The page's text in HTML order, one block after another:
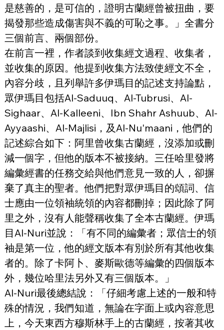
是慈善的，是可信的，證明古蘭經曾被扭曲，要
揭發那些造成傷害與不義的可恥之事。」全書分
三個前言、兩個部份。
在前言一裡，作者談到收集經文過程、收集者，
並收集的原因。他提到收集方法致使經文不全，
內容分歧，且列舉許多伊瑪目的記述支持論點，
眾伊瑪目包括Al-Saduuq、Al-Tubrusi、Al-
Sighaar、Al-Kalleeni、Ibn Shahr Ashuub、Al-
Ayyaashi、Al-Majlisi，及Al-Nu'maani，他們的
記述綜合如下：阿里曾收集古蘭經，沒添加或刪
減一個字，但他的版本不被接納。三任哈里發將
編彙經書的任務交給與他們意見一致的人，卻摒
棄了真主的聖者。他們把對眾伊瑪目的頌詞、信
士應由一位領袖統領的內容都刪掉；因此除了阿
里之外，沒有人能聲稱收集了全本古蘭經。伊瑪
目Al-Nuri並說：「有不同的編彙者；眾信士的領
袖是第一位，他的經文版本有別於所有其他收集
者的。除了卡阿卜、麥斯歐德等編彙的四個版本
外，幾位哈里法另外又有三個版本。」
Al-Nuri最後總結說：「仔細考慮上述的一般和特
殊的情況，我們知道，無論在字面上或內容意思
上，今天東西方穆斯林手上的古蘭經，按著其收